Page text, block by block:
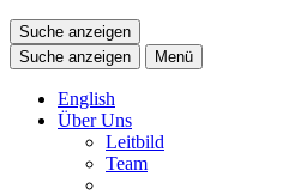
Suche anzeigen
Suche anzeigen
Menü
English
Über Uns
Leitbild
Team